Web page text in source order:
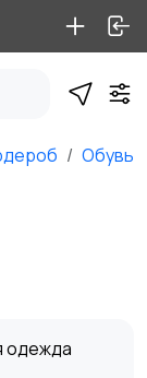
Обувь
одежда